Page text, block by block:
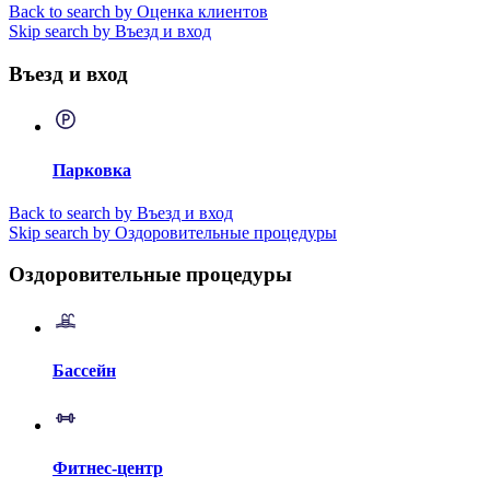
Back to search by Оценка клиентов
Skip search by Въезд и вход
Въезд и вход
Парковка
Back to search by Въезд и вход
Skip search by Оздоровительные процедуры
Оздоровительные процедуры
Бассейн
Фитнес-центр